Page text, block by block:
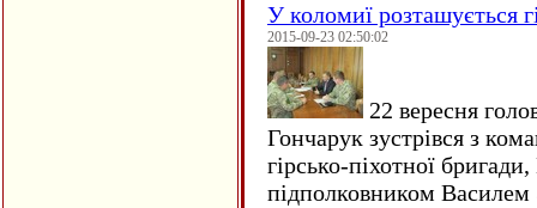
У коломиї розташується
2015-09-23 02:50:02
22 вересня
Гончарук зустрівся з
гірсько-піхотної
підполковником